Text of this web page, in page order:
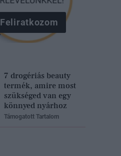
Feliratkozom
7 drogériás beauty
termék, amire most
szükséged van egy
könnyed nyárhoz
Támogatott Tartalom